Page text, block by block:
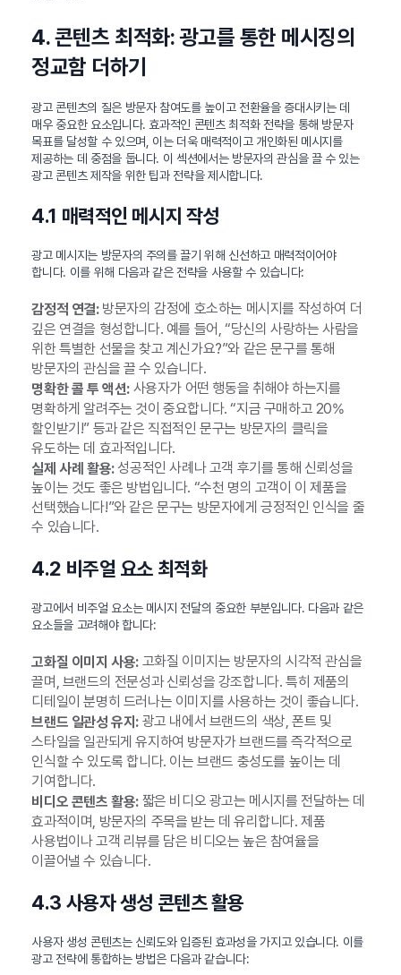
4. 콘텐츠 최적화: 광고를 통한 메시징의
정교함 더하기
광고 콘텐츠의 질은 방문자 참여도를 높이고 전환율을 증대시키는 데
매우 중요한 요소입니다. 효과적인 콘텐츠 최적화 전략을 통해 방문자
목표를 달성할 수 있으며, 이는 더욱 매력적이고 개인화된 메시지를
제공하는 데 중점을 둡니다. 이 섹션에서는 방문자의 관심을 끌 수 있는
광고 콘텐츠 제작을 위한 팁과 전략을 제시합니다.
4.1 매력적인 메시지 작성
광고 메시지는 방문자의 주의를 끌기 위해 신선하고 매력적이어야
합니다. 이를 위해 다음과 같은 전략을 사용할 수 있습니다:
감정적 연결:방문자의 감정에 호소하는 메시지를 작성하여 더
깊은 연결을 형성합니다. 예를 들어, “당신의 사랑하는 사람을
위한 특별한 선물을 찾고 계신가요?”와 같은 문구를 통해
방문자의 관심을 끌 수 있습니다.
명확한 콜 투 액션:사용자가 어떤 행동을 취해야 하는지를
명확하게 알려주는 것이 중요합니다. “지금 구매하고 20%
할인받기!” 등과 같은 직접적인 문구는 방문자의 클릭을
유도하는 데 효과적입니다.
실제 사례 활용:성공적인 사례나 고객 후기를 통해 신뢰성을
높이는 것도 좋은 방법입니다. “수천 명의 고객이 이 제품을
선택했습니다!”와 같은 문구는 방문자에게 긍정적인 인식을 줄
수 있습니다.
4.2 비주얼 요소 최적화
광고에서 비주얼 요소는 메시지 전달의 중요한 부분입니다. 다음과 같은
요소들을 고려해야 합니다:
고화질 이미지 사용:고화질 이미지는 방문자의 시각적 관심을
끌며, 브랜드의 전문성과 신뢰성을 강조합니다. 특히 제품의
디테일이 분명히 드러나는 이미지를 사용하는 것이 좋습니다.
브랜드 일관성 유지:광고 내에서 브랜드의 색상, 폰트 및
스타일을 일관되게 유지하여 방문자가 브랜드를 즉각적으로
인식할 수 있도록 합니다. 이는 브랜드 충성도를 높이는 데
기여합니다.
비디오 콘텐츠 활용:짧은 비디오 광고는 메시지를 전달하는 데
효과적이며, 방문자의 주목을 받는 데 유리합니다. 제품
사용법이나 고객 리뷰를 담은 비디오는 높은 참여율을
이끌어낼 수 있습니다.
4.3 사용자 생성 콘텐츠 활용
사용자 생성 콘텐츠는 신뢰도와 입증된 효과성을 가지고 있습니다. 이를
광고 전략에 통합하는 방법은 다음과 같습니다: